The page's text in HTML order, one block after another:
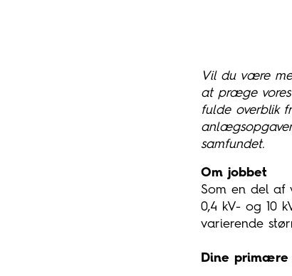
Vil du være
at præge vores
fulde overblik
samfundet.
Om jobbet
Som en del af
0,4 kV- og 10
varierende
Dine primære